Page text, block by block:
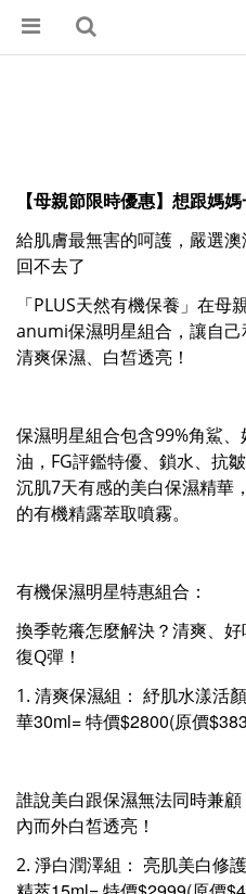
【母親節限時優惠】想跟媽
給肌膚最無害的呵護，嚴選
回不去了
「PLUS天然有機保養」在母
anumi保濕明星組合，讓自
清爽保濕、白皙透亮！
保濕明星組合包含99%角鯊
油，FG評鑑特優、鎖水、抗
沉肌7天有感的美白保濕精華
的有機精露萃取噴霧。
有機保濕明星特惠組合：
換季乾癢怎麼解決？清爽、
復Q彈！
1. 清爽保濕組： 紓肌水漾活
華30ml= 特價$2800(原價
誰說美白跟保濕無法同時兼
內而外白皙透亮！
2. 淨白潤澤組： 亮肌美白修